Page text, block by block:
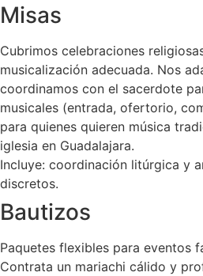
Misas
Cubrimos celebraciones
musicalización adecuada. Nos
coordinamos con el sacerdote
musicales (entrada, ofertorio,
para quienes quieren música
iglesia en Guadalajara.
Incluye: coordinación litúrgica y
discretos.
Bautizos
Paquetes flexibles para eventos
Contrata un mariachi cálido y